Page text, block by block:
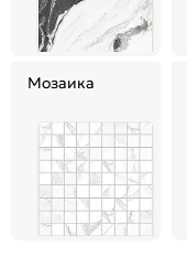
Мозаика